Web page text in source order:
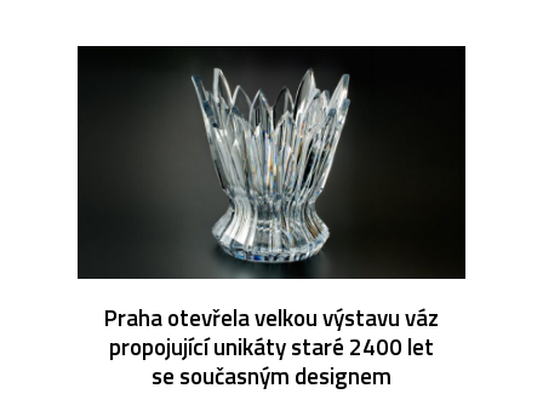
Praha otevřela velkou výstavu váz
propojující unikáty staré 2400 let
se současným designem